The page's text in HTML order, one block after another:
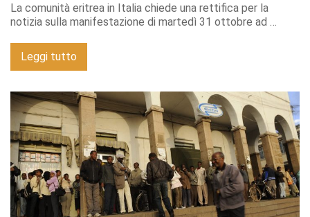
La comunità eritrea in Italia chiede una rettifica per la
notizia sulla manifestazione di martedì 31 ottobre ad …
Leggi tutto